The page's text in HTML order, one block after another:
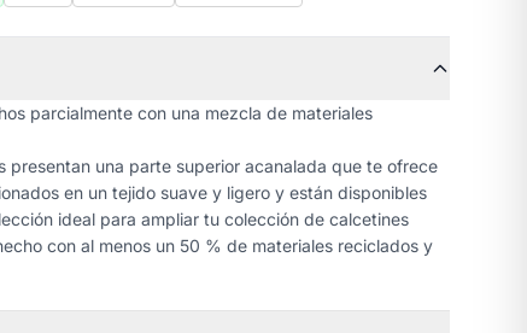
parcialmente con una mezcla de materiales
presentan una parte superior acanalada que te ofrece
en un tejido suave y ligero y están disponibles
ideal para ampliar tu colección de calcetines
con al menos un 50 % de materiales reciclados y